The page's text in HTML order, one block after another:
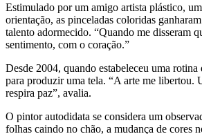
Estimulado por um amigo artista plástico,
orientação, as pinceladas coloridas
talento adormecido. “Quando me disseram
sentimento, com o coração.”
Desde 2004, quando estabeleceu uma
para produzir uma tela. “A arte me libertou.
respira paz”, avalia.
O pintor autodidata se considera um
folhas caindo no chão, a mudança de cores